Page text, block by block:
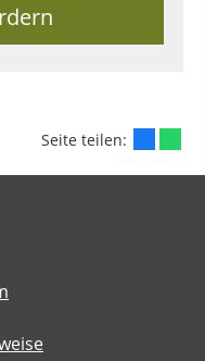
Seite teilen: